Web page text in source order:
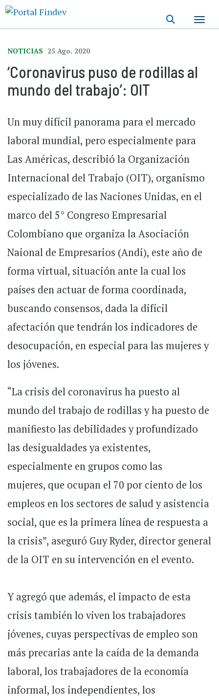
NOTICIAS 25 Ago. 2020
‘Coronavirus puso de rodillas al
mundo del trabajo’: OIT
Un muy difícil panorama para el mercado
laboral mundial, pero especialmente para
Las Américas, describió la Organización
Internacional del Trabajo (OIT), organismo
especializado de las Naciones Unidas, en el
marco del 5° Congreso Empresarial
Colombiano que organiza la Asociación
Naional de Empresarios (Andi), este año de
forma virtual, situación ante la cual los
países den actuar de forma coordinada,
buscando consensos, dada la difícil
afectación que tendrán los indicadores de
desocupación, en especial para las mujeres y
los jóvenes.
“La crisis del coronavirus ha puesto al
mundo del trabajo de rodillas y ha puesto de
manifiesto las debilidades y profundizado
las desigualdades ya existentes,
especialmente en grupos como las
mujeres, que ocupan el 70 por ciento de los
empleos en los sectores de salud y asistencia
social, que es la primera línea de respuesta a
la crisis”, aseguró Guy Ryder, director general
de la OIT en su intervención en el evento.
Y agregó que además, el impacto de esta
crisis también lo viven los trabajadores
jóvenes, cuyas perspectivas de empleo son
más precarias ante la caída de la demanda
laboral, los trabajadores de la economía
informal, los independientes, los